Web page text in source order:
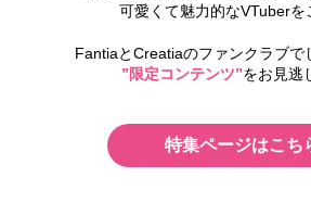
可愛くて魅力的なVTuberを
FantiaとCreatiaのファンクラブで
”限定コンテンツ”をお見逃
特集ページはこち